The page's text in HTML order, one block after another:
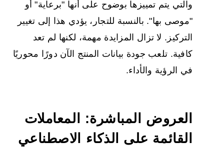
والتي يتم تمييزها بوضوح على أنها "برعاية" أو
"موصى بها". بالنسبة للتجار، يؤدي هذا إلى تغيير
التركيز. لا تزال المزايدة مهمة، لكنها لم تعد
كافية. تلعب جودة بيانات المنتج الآن دورًا محوريًا
في الرؤية والأداء.
العروض المباشرة: المعاملات
القائمة على الذكاء الاصطناعي